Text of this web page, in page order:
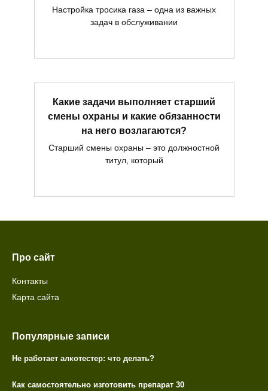
Настройка тросика газа – одна из важных
задач в обслуживании
Какие задачи выполняет старший
смены охраны и какие обязанности
на него возлагаются?
Старший смены охраны – это должностной
титул, который
Про сайт
Контакты
Карта сайта
Популярные записи
Не работает алкотестер: что делать?
Как самостоятельно изготовить препарат 30